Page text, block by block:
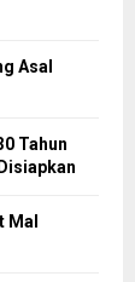
Asal
Tahun
Mal